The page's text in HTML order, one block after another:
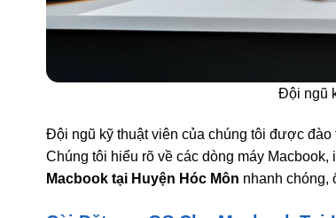
Đội ngũ
Đội ngũ kỹ thuật viên của chúng tôi được
Chúng tôi hiểu rõ về các dòng máy
Macbook tại Huyện Hóc Môn nhanh chóng,